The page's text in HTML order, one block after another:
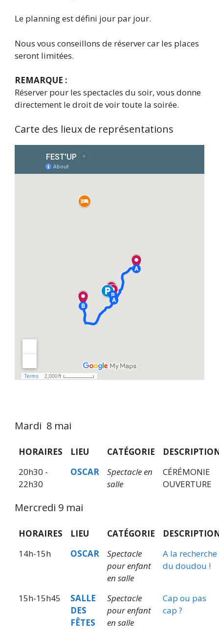
Le planning est défini jour par jour.
Nous vous conseillons de réserver car les places
seront limitées.
REMARQUE :
Réserver pour les spectacles du soir, vous donne
directement le droit de voir toute la soirée.
Carte des lieux de représentations
Mardi 8 mai
HORAIRES LIEU CATÉGORIE
20h30 -
22h30
OSCAR
Spectacle en
salle
CÉRÉMONIE
OUVERTURE
Mercredi 9 mai
HORAIRES LIEU CATÉGORIE
14h-15h
OSCAR
Spectacle
pour enfant
en salle
A la recherche
du doudou !
15h-15h45
SALLE
DES
FÊTES
Spectacle
pour enfant
en salle
Cap ou pas
cap ?